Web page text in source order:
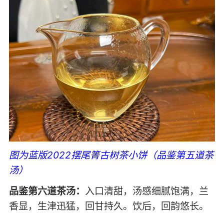
图为蓝版2022摆尾箐古树茶小饼（品鉴第五道茶
汤）
品鉴第六道茶汤： 入口清甜，汤感细腻饱满，兰
香显，生津迅猛，回甘持久。饮后，回韵悠长。